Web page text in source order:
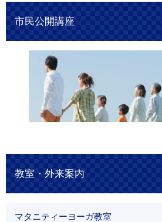
市民公開講座
教室・外来案内
マタニティーヨーガ教室